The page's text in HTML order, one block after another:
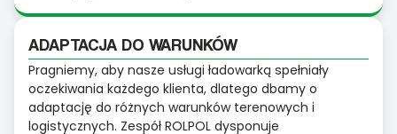
ADAPTACJA DO WARUNKÓW
Pragniemy, aby nasze usługi ładowarką spełniały
oczekiwania każdego klienta, dlatego dbamy o
adaptację do różnych warunków terenowych i
logistycznych. Zespół ROLPOL dysponuje